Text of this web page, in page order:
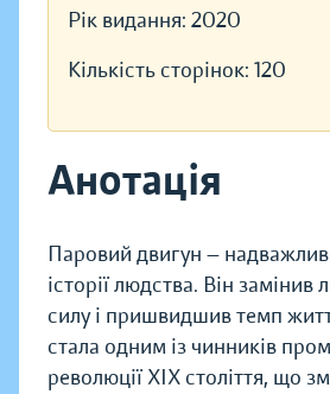
Рік видання: 2020
Кількість сторінок: 120
Анотація
Паровий двигун —
історії людства. Він
силу і пришвидшив темп
стала одним із чинників
революції ХІХ століття, що